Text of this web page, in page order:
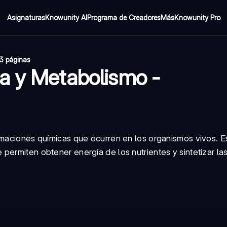
AsignaturasKnowunity AIPrograma de CreadoresMásKnowunity Pro
páginas
y Metabolismo -
químicas que ocurren en los organismos vivos.
obtener energía de los nutrientes y sintetizar